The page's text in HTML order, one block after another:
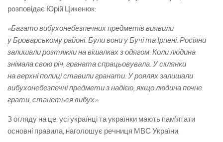
розповідає Юрій Цикенюк:
«Багато вибухонебезпечних предметів виявили
у Броварському районі. Були вони у Бучі та Ірпені. Росіяни
залишали розтяжки на вішалках з одягом. Коли людина
знімала свою річ, граната спрацьовувала. У склянки
на верхні полиці ставили гранати. У роялях залишали
вибухонебезпечні предмети з надією, якщо людина почне
грати, станеться вибух».
З огляду на це, усі українці та українки мають пам’ятати
основні правила, наголошує речниця МВС України.